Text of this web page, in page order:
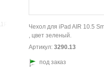
11ProMaxЧехол для iPad AIR 10.5
, цвет зеленый.
Артикул: 3290.13
под заказ